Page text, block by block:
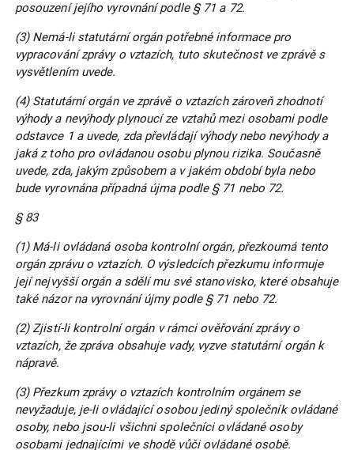
posouzení jejího vyrovnání podle § 71 a 72.
(3) Nemá-li statutární orgán potřebné informace pro
vypracování zprávy o vztazích, tuto skutečnost ve zprávě s
vysvětlením uvede.
(4) Statutární orgán ve zprávě o vztazích zároveň zhodnotí
výhody a nevýhody plynoucí ze vztahů mezi osobami podle
odstavce 1 a uvede, zda převládají výhody nebo nevýhody a
jaká z toho pro ovládanou osobu plynou rizika. Současně
uvede, zda, jakým způsobem a v jakém období byla nebo
bude vyrovnána případná újma podle § 71 nebo 72.
§ 83
(1) Má-li ovládaná osoba kontrolní orgán, přezkoumá tento
orgán zprávu o vztazích. O výsledcích přezkumu informuje
její nejvyšší orgán a sdělí mu své stanovisko, které obsahuje
také názor na vyrovnání újmy podle § 71 nebo 72.
(2) Zjistí-li kontrolní orgán v rámci ověřování zprávy o
vztazích, že zpráva obsahuje vady, vyzve statutární orgán k
nápravě.
(3) Přezkum zprávy o vztazích kontrolním orgánem se
nevyžaduje, je-li ovládající osobou jediný společník ovládané
osoby, nebo jsou-li všichni společníci ovládané osoby
osobami jednajícími ve shodě vůči ovládané osobě.